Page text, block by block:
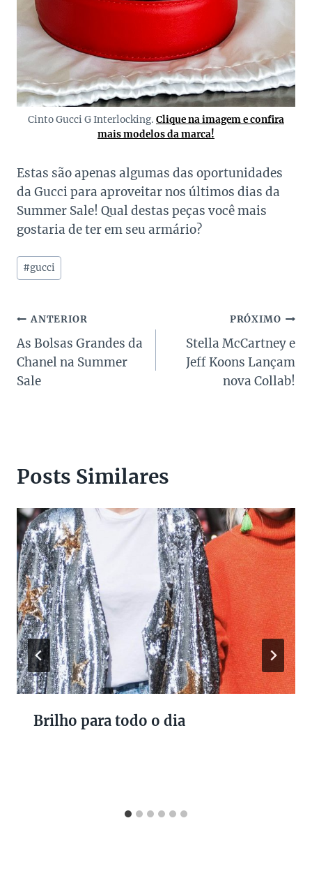
Cinto Gucci G Interlocking. Clique na imagem e confira
mais modelos da marca!
Estas são apenas algumas das oportunidades
da Gucci para aproveitar nos últimos dias da
Summer Sale! Qual destas peças você mais
gostaria de ter em seu armário?
Tags
do
#gucci
Navegação
de
Post
ANTERIOR
As Bolsas Grandes da
Chanel na Summer
Sale
PRÓXIMO
Stella McCartney e
Jeff Koons Lançam
nova Collab!
Posts Similares
Brilho para todo o dia